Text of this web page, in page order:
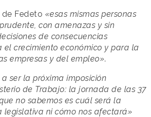
de Fedeto «esas mismas personas
con amenazas y sin
de consecuencias
el crecimiento económico y para la
empresas y del empleo».
ser la próxima imposición
de Trabajo: la jornada de las 37
no sabemos es cuál será la
legislativa ni cómo nos afectará»